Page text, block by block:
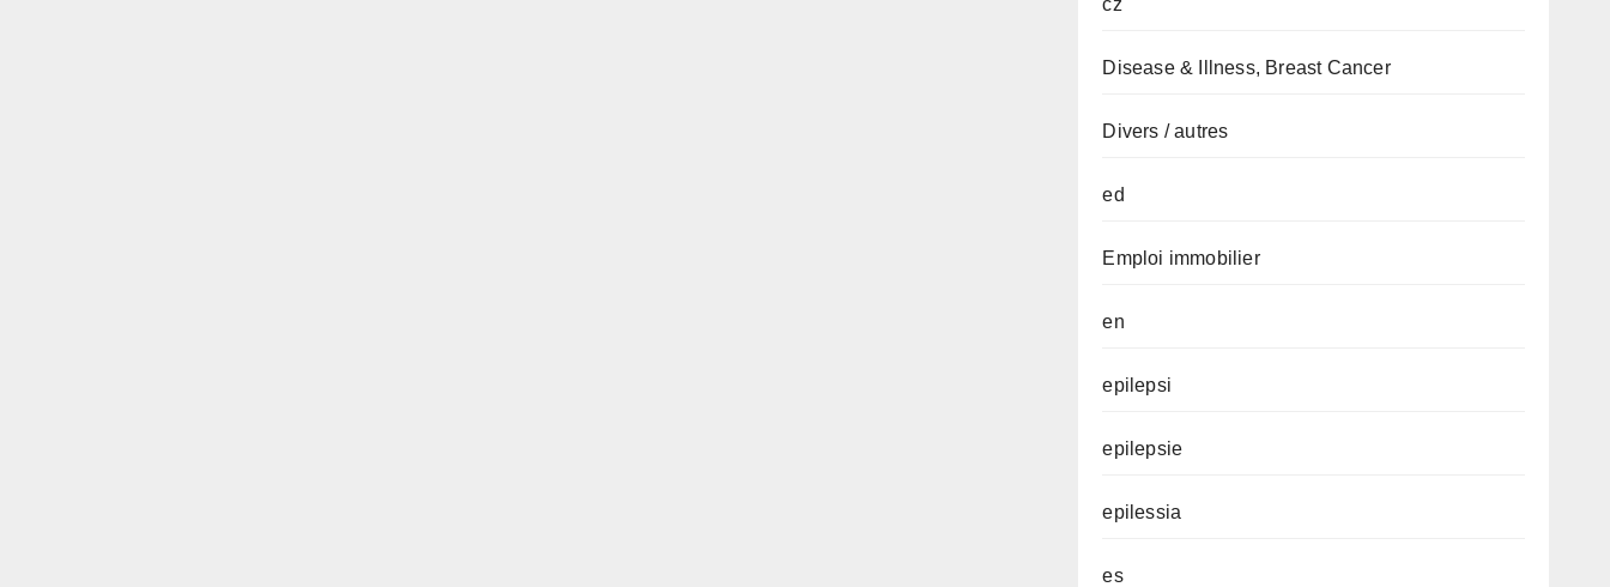
cz
Disease & Illness, Breast Cancer
Divers / autres
ed
Emploi immobilier
en
epilepsi
epilepsie
epilessia
es